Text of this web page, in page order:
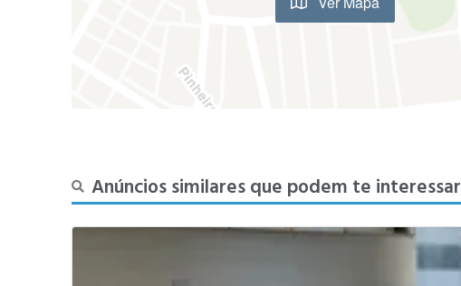
Anúncios similares que podem te interessar